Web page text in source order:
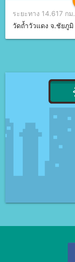
ระยะทาง 14.617 กม.
วัดถ้ำวัวแดง จ.ชัยภูมิ